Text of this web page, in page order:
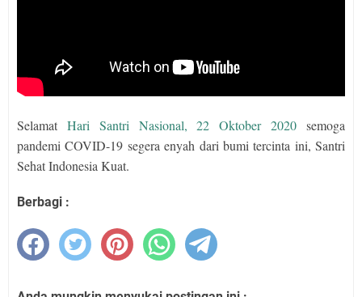
Selamat Hari Santri Nasional, 22 Oktober 2020 semoga
pandemi COVID-19 segera enyah dari bumi tercinta ini, Santri
Sehat Indonesia Kuat.
Berbagi :